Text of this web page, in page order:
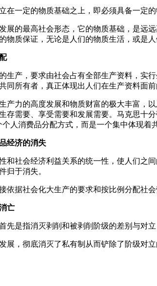
在一定的物质基础之上，即必须具备一定
展的最高社会形态，它的物质基础，是远
物质保证，无论是人们的物质生活，或是
生产，要求由社会占有全部生产资料，实
同所有者，真正体现出人们在生产资料面
产力的高度发展和物质财富的极大丰富，
存需要、享受需要和发展需要。马克思十
人消费品分配方式，而是一个集中体现着
经济的消失
和社会经济利益关系的统一性，使人们之
归于消失。
依据社会化大生产的要求和按比例分配社
亡
先是指消灭剥削和被剥削阶级的差别与对
展，彻底消灭了私有制从而铲除了阶级对